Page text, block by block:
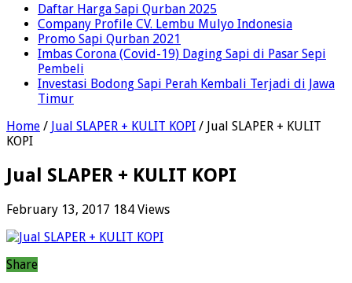
Daftar Harga Sapi Qurban 2025
Company Profile CV. Lembu Mulyo Indonesia
Promo Sapi Qurban 2021
Imbas Corona (Covid-19) Daging Sapi di Pasar Sepi
Pembeli
Investasi Bodong Sapi Perah Kembali Terjadi di Jawa
Timur
Home / Jual SLAPER + KULIT KOPI / Jual SLAPER + KULIT
KOPI
Jual SLAPER + KULIT KOPI
February 13, 2017 184 Views
Share